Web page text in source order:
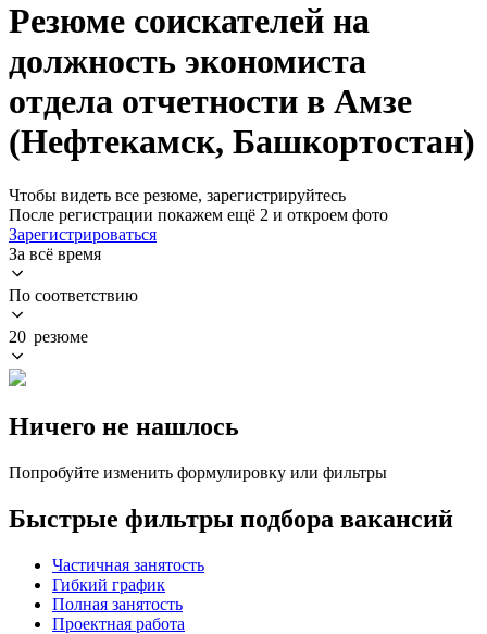
Резюме соискателей на
должность экономиста
отдела отчетности в Амзе
(Нефтекамск, Башкортостан)
Чтобы видеть все резюме, зарегистрируйтесь
После регистрации покажем ещё 2 и откроем фото
Зарегистрироваться
За всё время
По соответствию
20 резюме
Ничего не нашлось
Попробуйте изменить формулировку или фильтры
Быстрые фильтры подбора вакансий
Частичная занятость
Гибкий график
Полная занятость
Проектная работа